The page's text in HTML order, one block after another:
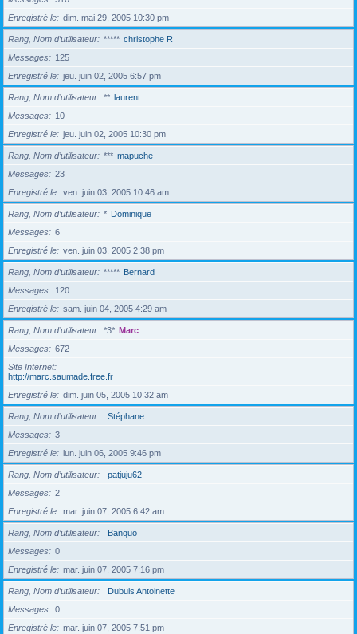
Enregistré le
dim. mai 29, 2005 10:30 pm
Rang, Nom d’utilisateur ***** christophe R
Messages
125
Enregistré le
jeu. juin 02, 2005 6:57 pm
Rang, Nom d’utilisateur ** laurent
Messages
10
Enregistré le
jeu. juin 02, 2005 10:30 pm
Rang, Nom d’utilisateur *** mapuche
Messages
23
Enregistré le
ven. juin 03, 2005 10:46 am
Rang, Nom d’utilisateur * Dominique
Messages
6
Enregistré le
ven. juin 03, 2005 2:38 pm
Rang, Nom d’utilisateur ***** Bernard
Messages
120
Enregistré le
sam. juin 04, 2005 4:29 am
Rang, Nom d’utilisateur *3* Marc
Messages
672
Site Internet
http://marc.saumade.free.fr
Enregistré le
dim. juin 05, 2005 10:32 am
Rang, Nom d’utilisateur
Stéphane
Messages
3
Enregistré le
lun. juin 06, 2005 9:46 pm
Rang, Nom d’utilisateur
patjuju62
Messages
2
Enregistré le
mar. juin 07, 2005 6:42 am
Rang, Nom d’utilisateur
Banquo
Messages
0
Enregistré le
mar. juin 07, 2005 7:16 pm
Rang, Nom d’utilisateur
Dubuis Antoinette
Messages
0
Enregistré le
mar. juin 07, 2005 7:51 pm